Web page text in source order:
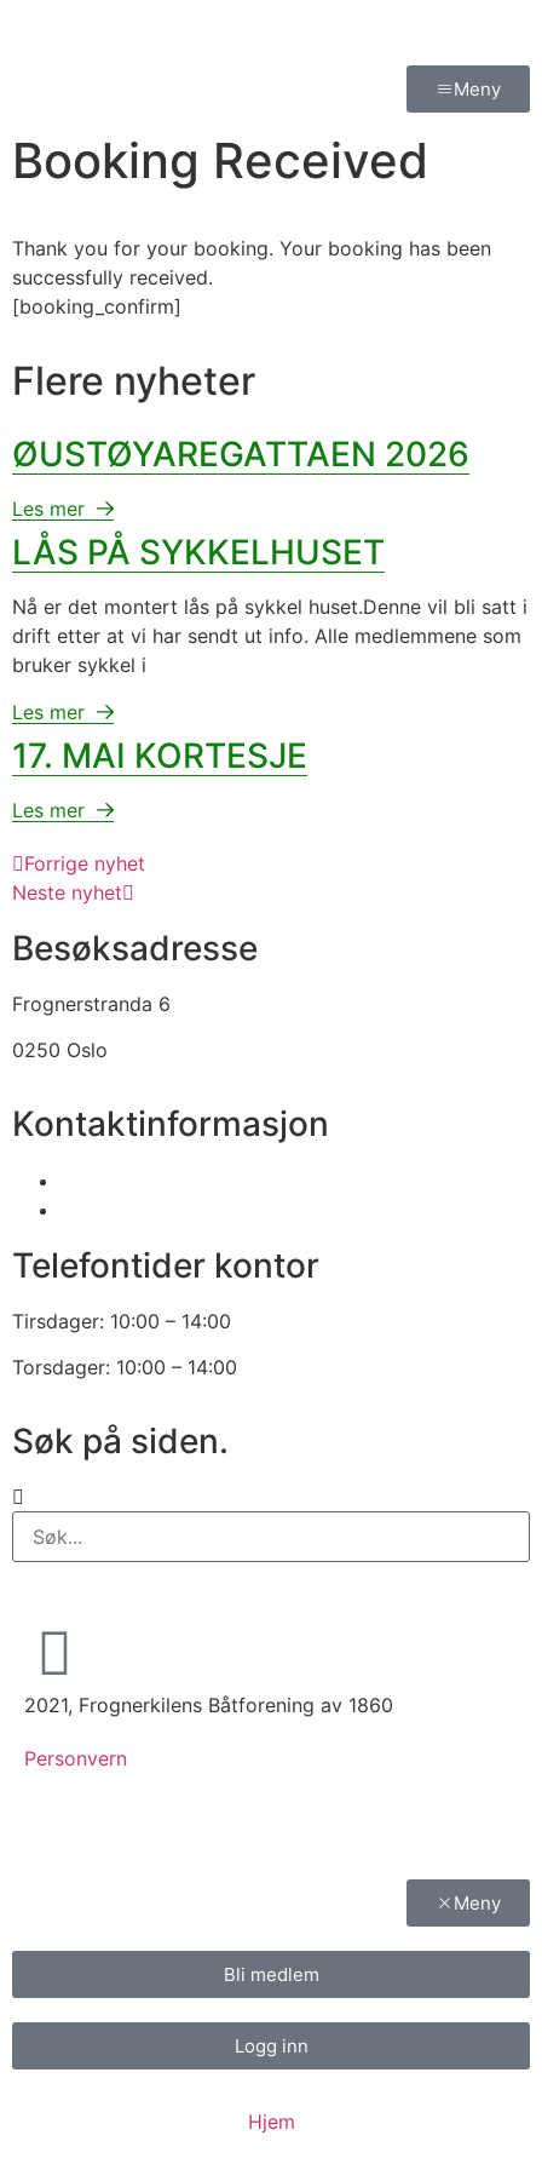
Meny
Booking Received
Thank you for your booking. Your booking has been
successfully received.
[booking_confirm]
Flere nyheter
ØUSTØYAREGATTAEN 2026
Les mer
LÅS PÅ SYKKELHUSET
Nå er det montert lås på sykkel huset.Denne vil bli satt i
drift etter at vi har sendt ut info. Alle medlemmene som
bruker sykkel i
Les mer
17. MAI KORTESJE
Les mer
Forrige nyhet
Neste nyhet
Besøksadresse
Frognerstranda 6
0250 Oslo
Kontaktinformasjon
Telefontider kontor
Tirsdager: 10:00 – 14:00
Torsdager: 10:00 – 14:00
Søk på siden.
2021, Frognerkilens Båtforening av 1860
Personvern
Meny
Bli medlem
Logg inn
Hjem